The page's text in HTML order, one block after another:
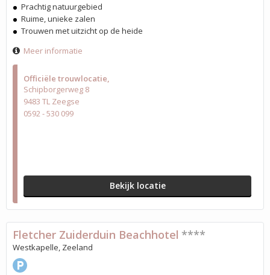
Officiële trouwlocatie
Schipborgerweg 8
9483 TL Zeegse
0592 - 530 099
Bekijk locatie
Prachtig natuurgebied
Ruime, unieke zalen
Trouwen met uitzicht op de heide
Meer informatie
Fletcher Zuiderduin Beachhotel ****
Westkapelle, Zeeland